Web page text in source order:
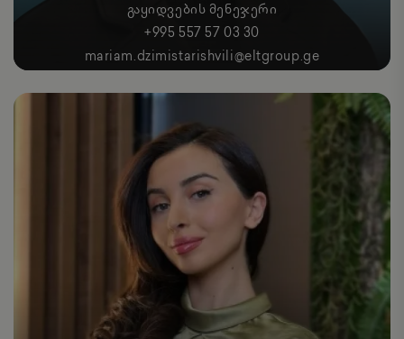
ᲒᲐᲧᲘᲓᲕᲔᲑᲘᲡ ᲛᲔᲜᲔᲯᲔᲠᲘ
+995 557 57 03 30
mariam.dzimistarishvili@eltgroup.ge